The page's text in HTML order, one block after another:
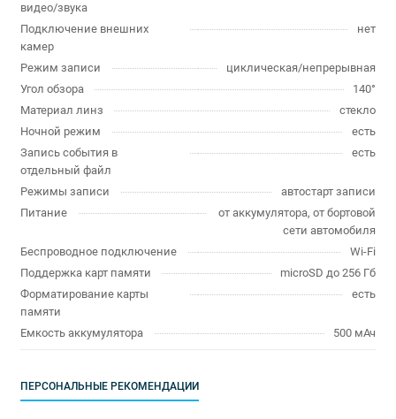
видео/звука
Подключение внешних
камер
нет
Режим записи
циклическая/непрерывная
Угол обзора
140°
Материал линз
стекло
Ночной режим
есть
Запись события в
отдельный файл
есть
Режимы записи
автостарт записи
Питание
от аккумулятора, от бортовой
сети автомобиля
Беспроводное подключение
Wi-Fi
Поддержка карт памяти
microSD до 256 Гб
Форматирование карты
памяти
есть
Емкость аккумулятора 500 мАч
ПЕРСОНАЛЬНЫЕ РЕКОМЕНДАЦИИ